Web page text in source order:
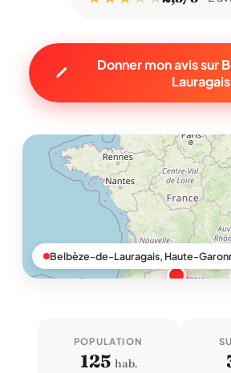
Donner mon avis sur
Lauragais
Belbèze-de-Lauragais, Haute-
POPULATION
125 hab.